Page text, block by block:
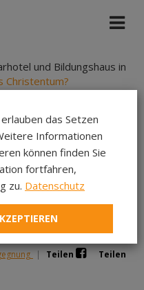
und Bildungshaus in
Christentum?
ist das
| Teilen
Teilen
das Setzen
Informationen
können finden Sie
fortfahren,
zu. Datenschutz